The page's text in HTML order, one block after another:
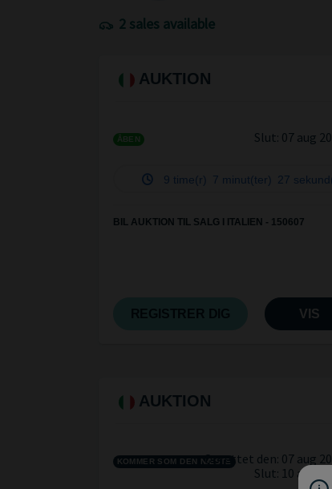
2 sales available
AUKTION
ÅBEN Slut: 07 aug
9 time(r) 7 minut(ter) 26
BIL AUKTION TIL SALG I ITALIEN - 150607
VIS
AUKTION
KOMMER SOM DEN NÆSTEOprettet den: 07 aug
Slut: 10 aug